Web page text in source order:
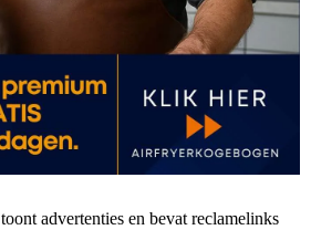
advertenties en bevat reclamelinks